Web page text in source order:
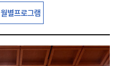
월별프로그램